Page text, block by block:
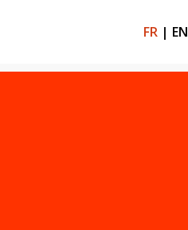
FR | EN